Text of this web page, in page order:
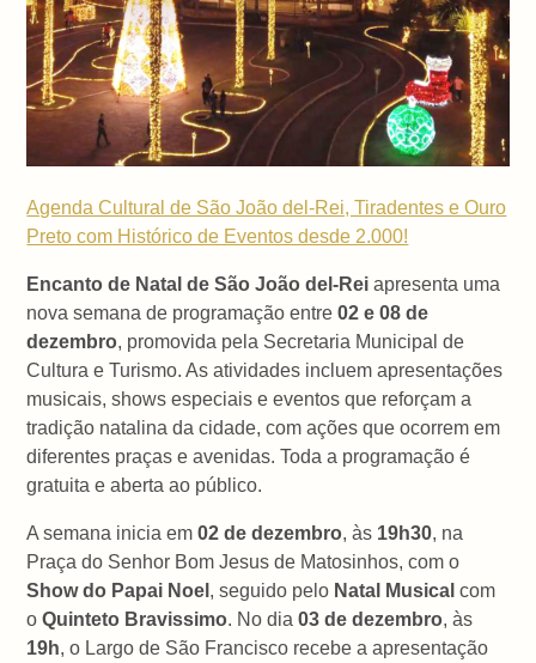
Agenda Cultural de São João del-Rei, Tiradentes e Ouro
Preto com Histórico de Eventos desde 2.000!
Encanto de Natal de São João del-Rei apresenta uma
nova semana de programação entre02 e 08 de
dezembro, promovida pela Secretaria Municipal de
Cultura e Turismo. As atividades incluem apresentações
musicais, shows especiais e eventos que reforçam a
tradição natalina da cidade, com ações que ocorrem em
diferentes praças e avenidas. Toda a programação é
gratuita e aberta ao público.
A semana inicia em02 de dezembro, às 19h30, na
Praça do Senhor Bom Jesus de Matosinhos, com o
Show do Papai Noel , seguido pelo Natal Musical com
oQuinteto Bravissimo. No dia03 de dezembro, às
19h, o Largo de São Francisco recebe a apresentação